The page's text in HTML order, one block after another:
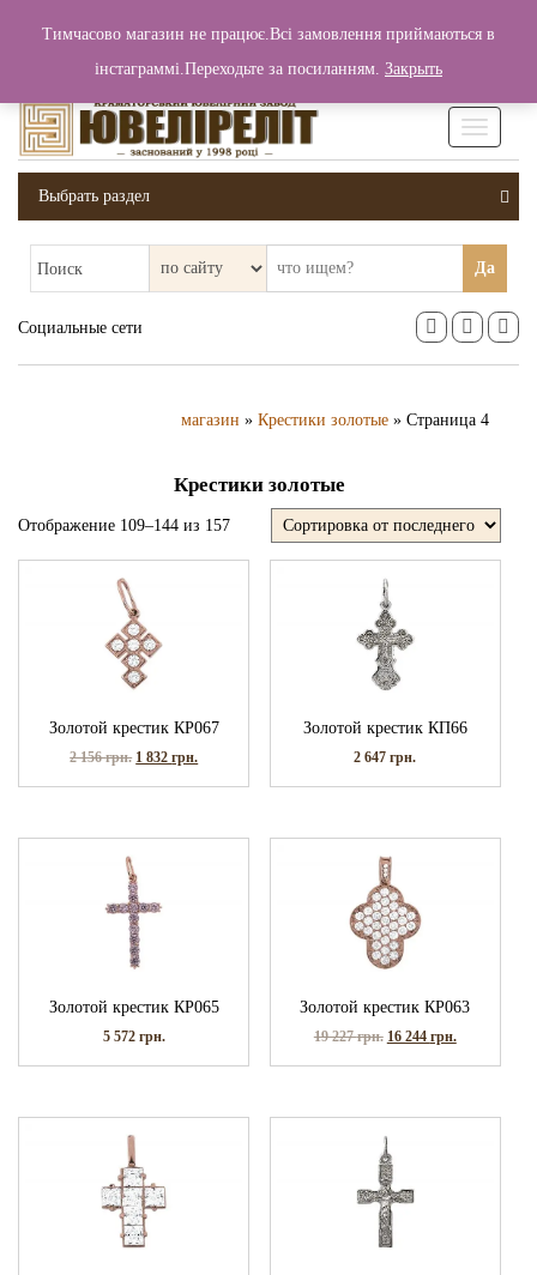
Вход / Регистрация 0 грн.
Выбрать раздел
Поиск Да
Социальные сети
магазин » Крестики золотые » Страница 4
Крестики золотые
Отображение 109–144 из 157
Золотой крестик КР067
2 156грн. 1 832грн.
Золотой крестик КП66
2 647грн.
Золотой крестик КР065
5 572 грн.
Золотой крестик КР063
19 227грн. 16 244 грн.
Тимчасово магазин не працює.Всі замовлення приймаються в
інстаграммі.Переходьте за посиланням. Закрыть